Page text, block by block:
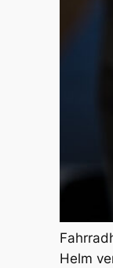
Helm